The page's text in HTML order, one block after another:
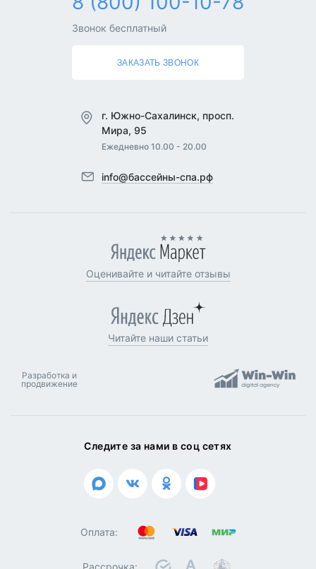
Следите за нами в соц сетях
Оплата:
Рассрочка:
Звонок бесплатный
ЗАКАЗАТЬ ЗВОНОК
г. Южно-Сахалинск, просп.
Мира, 95
Ежедневно 10.00 - 20.00
info@бассейны-спа.рф
Оценивайте и читайте отзывы
Читайте наши статьи
Разработка и
продвижение